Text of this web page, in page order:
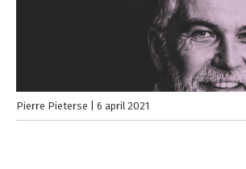
Pierre Pieterse 6 april 2021